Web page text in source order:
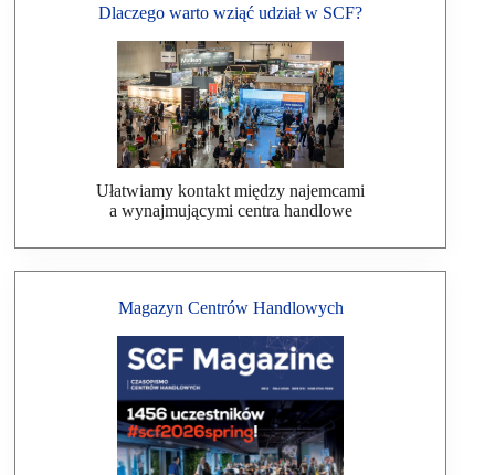
Dlaczego warto wziąć udział w SCF?
Ułatwiamy kontakt między najemcami
a wynajmującymi centra handlowe
Magazyn Centrów Handlowych